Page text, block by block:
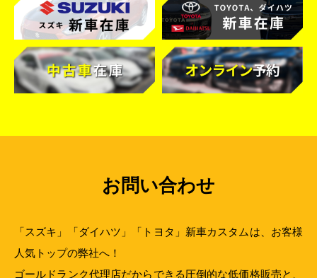
お問い合わせ
「スズキ」「ダイハツ」「トヨタ」新車カスタムは、お客様
人気トップの弊社へ！
ゴールドランク代理店だからできる圧倒的な低価格販売と、